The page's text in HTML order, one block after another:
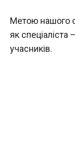
Метою нашого
як спеціаліста
учасників.